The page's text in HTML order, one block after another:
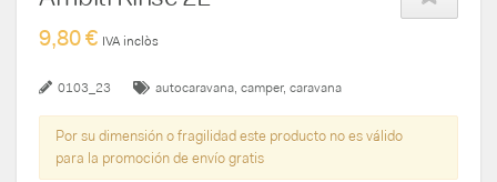
9,80 € IVA inclòs
0103_23 autocaravana camper caravana
Por su dimensión o fragilidad este producto no es válido
para la promoción de envío gratis